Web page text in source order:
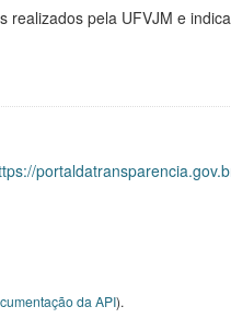
pela UFVJM e
da API).